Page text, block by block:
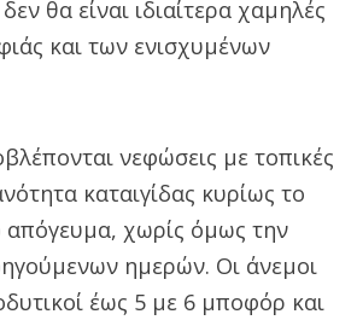
θα είναι ιδιαίτερα χαμηλές
και των ενισχυμένων
νεφώσεις με τοπικές
καταιγίδας κυρίως το
απόγευμα, χωρίς όμως την
ημερών. Οι άνεμοι
έως 5 με 6 μποφόρ και